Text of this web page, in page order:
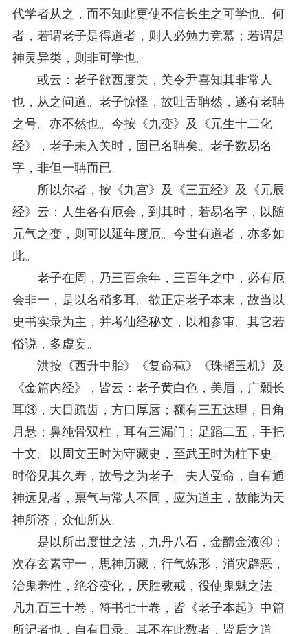
代学者从之，而不知此更使不信长生之可学也。何
者，若谓老子是得道者，则人必勉力竞慕；若谓是
神灵异类，则非可学也。
或云：老子欲西度关，关令尹喜知其非常人
也，从之问道。老子惊怪，故吐舌聃然，遂有老聃
之号。亦不然也。今按《九变》及《元生十二化
经》，老子未入关时，固已名聃矣。老子数易名
字，非但一聃而已。
所以尔者，按《九宫》及《三五经》及《元辰
经》云：人生各有厄会，到其时，若易名字，以随
元气之变，则可以延年度厄。今世有道者，亦多如
此。
老子在周，乃三百余年，三百年之中，必有厄
会非一，是以名稍多耳。欲正定老子本末，故当以
史书实录为主，并考仙经秘文，以相参审。其它若
俗说，多虚妄。
洪按《西升中胎》《复命苞》《珠韬玉机》及
《金篇内经》，皆云：老子黄白色，美眉，广颡长
耳③，大目疏齿，方口厚唇；额有三五达理，日角
月悬；鼻纯骨双柱，耳有三漏门；足蹈二五，手把
十文。以周文王时为守藏史，至武王时为柱下史。
时俗见其久寿，故号之为老子。夫人受命，自有通
神远见者，禀气与常人不同，应为道主，故能为天
神所济，众仙所从。
是以所出度世之法，九丹八石，金醴金液④；
次存玄素守一，思神历藏，行气炼形，消灾辟恶，
治鬼养性，绝谷变化，厌胜教戒，役使鬼魅之法。
凡九百三十卷，符书七十卷，皆《老子本起》中篇
所记者也，自有目录。其不在此数者，皆后之道